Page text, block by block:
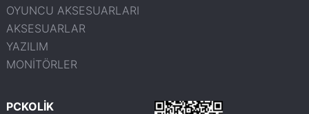
OYUNCU AKSESUARLARI
AKSESUARLAR
YAZILIM
MONİTÖRLER
PCKOLİK